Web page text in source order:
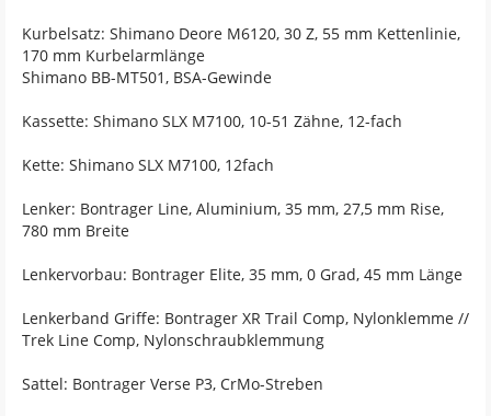
Kurbelsatz: Shimano Deore M6120, 30 Z, 55 mm Kettenlinie,
170 mm Kurbelarmlänge
Shimano BB-MT501, BSA-Gewinde
Kassette: Shimano SLX M7100, 10-51 Zähne, 12-fach
Kette: Shimano SLX M7100, 12fach
Lenker: Bontrager Line, Aluminium, 35 mm, 27,5 mm Rise,
780 mm Breite
Lenkervorbau: Bontrager Elite, 35 mm, 0 Grad, 45 mm Länge
Lenkerband Griffe: Bontrager XR Trail Comp, Nylonklemme //
Trek Line Comp, Nylonschraubklemmung
Sattel: Bontrager Verse P3, CrMo-Streben